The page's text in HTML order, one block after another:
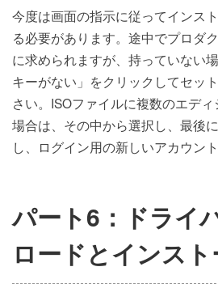
今度は画面の指示に従ってインス
る必要があります。途中でプロダ
に求められますが、持っていない
キーがない」をクリックしてセッ
さい。ISOファイルに複数のエデ
場合は、その中から選択し、最後
し、ログイン用の新しいアカウン
パート6：ドライ
ロードとインス